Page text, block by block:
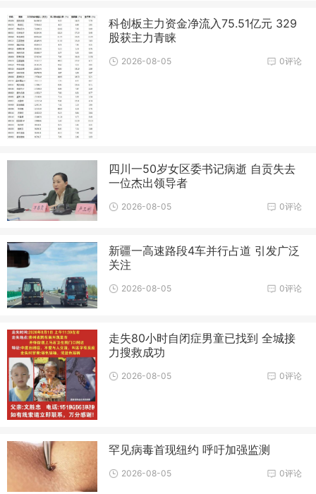
科创板主力资金净流入75.51亿元 329
股获主力青睐
0评论
2026-08-05
四川一50岁女区委书记病逝 自贡失去
一位杰出领导者
0评论
2026-08-05
新疆一高速路段4车并行占道 引发广泛
关注
0评论
2026-08-05
走失80小时自闭症男童已找到 全城接
力搜救成功
0评论
2026-08-05
罕见病毒首现纽约 呼吁加强监测
0评论
2026-08-05